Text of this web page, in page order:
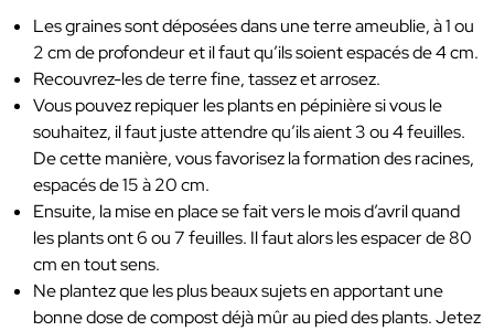
Les graines sont déposées dans une terre ameublie, à 1 ou
2 cm de profondeur et il faut qu’ils soient espacés de 4 cm.
Recouvrez-les de terre fine, tassez et arrosez.
Vous pouvez repiquer les plants en pépinière si vous le
souhaitez, il faut juste attendre qu’ils aient 3 ou 4 feuilles.
De cette manière, vous favorisez la formation des racines,
espacés de 15 à 20 cm.
Ensuite, la mise en place se fait vers le mois d’avril quand
les plants ont 6 ou 7 feuilles. Il faut alors les espacer de 80
cm en tout sens.
Ne plantez que les plus beaux sujets en apportant une
bonne dose de compost déjà mûr au pied des plants. Jetez